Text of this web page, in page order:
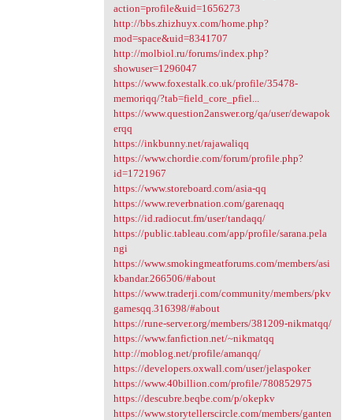
action=profile&uid=1656273
http://bbs.zhizhuyx.com/home.php?
mod=space&uid=8341707
http://molbiol.ru/forums/index.php?
showuser=1296047
https://www.foxestalk.co.uk/profile/35478-
memoriqq/?tab=field_core_pfiel...
https://www.question2answer.org/qa/user/dewapok
erqq
https://inkbunny.net/rajawaliqq
https://www.chordie.com/forum/profile.php?
id=1721967
https://www.storeboard.com/asia-qq
https://www.reverbnation.com/garenaqq
https://id.radiocut.fm/user/tandaqq/
https://public.tableau.com/app/profile/sarana.pela
ngi
https://www.smokingmeatforums.com/members/asi
kbandar.266506/#about
https://www.traderji.com/community/members/pkv
gamesqq.316398/#about
https://rune-server.org/members/381209-nikmatqq/
https://www.fanfiction.net/~nikmatqq
http://moblog.net/profile/amanqq/
https://developers.oxwall.com/user/jelaspoker
https://www.40billion.com/profile/780852975
https://descubre.beqbe.com/p/okepkv
https://www.storytellerscircle.com/members/ganten